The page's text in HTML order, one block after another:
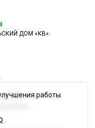
ДОМ «КВ».
работы